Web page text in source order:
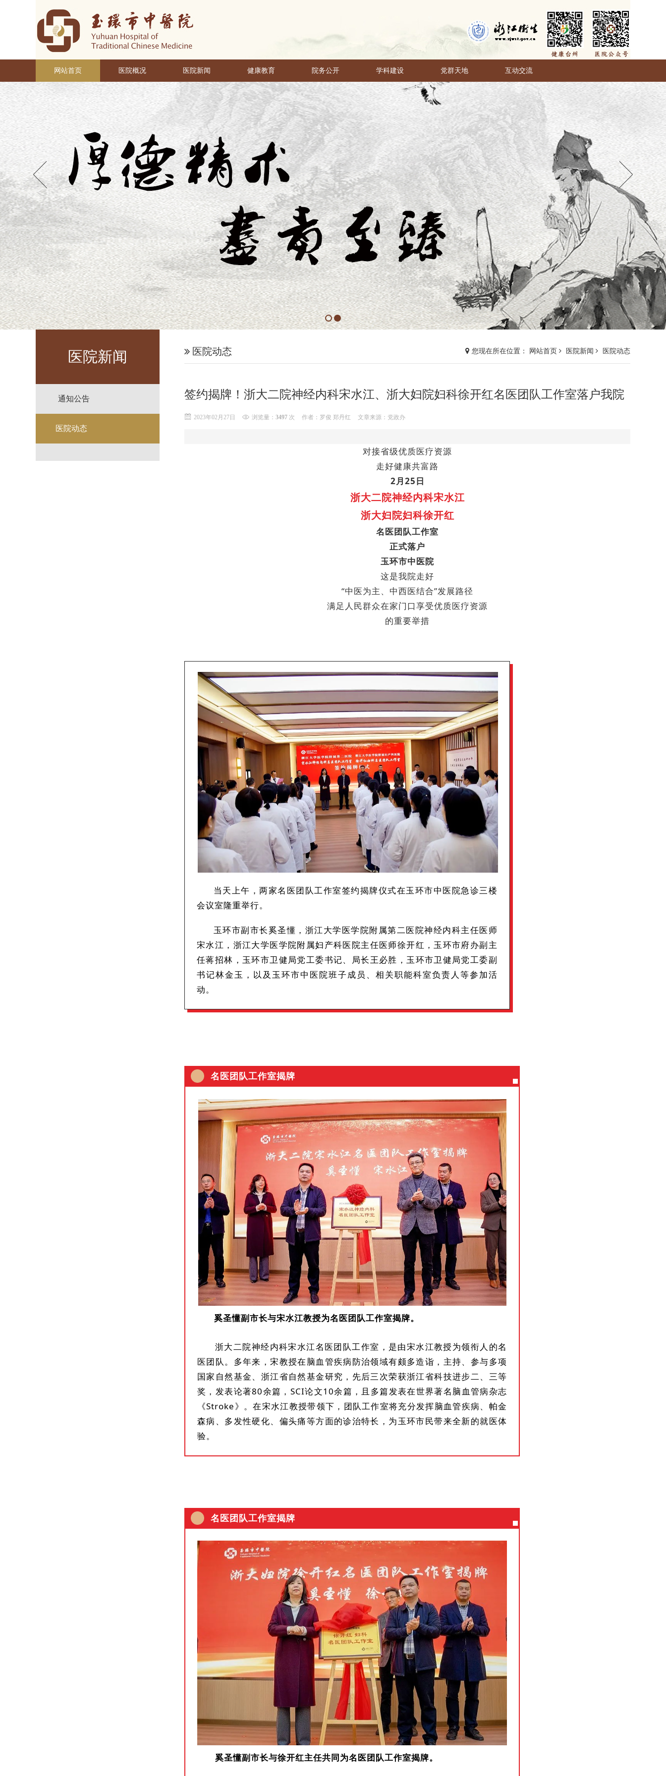
网站首页 医院概况 医院新闻 健康教育 院务公开 学科建设 党群天地 互动交流
医院新闻
通知公告
医院动态
您现在所在位置： 网站首页 医院新闻 医院动态
医院动态
签约揭牌！浙大二院神经内科宋水江、浙大妇院妇科徐开红名医团队工作室落户我院
2023年02月27日 浏览量： 3497 次 作者：罗俊 郑丹红 文章来源：党政办
对接省级优质医疗资源
走好健康共富路
2月25日
浙大二院神经内科宋水江
浙大妇院妇科徐开红
名医团队工作室
正式落户
玉环市中医院
这是我院走好
“中医为主、中西医结合”发展路径
满足人民群众在家门口享受优质医疗资源
的重要举措
当天上午，两家名医团队工作室签约揭牌仪式在玉环市中医院急诊三楼
会议室隆重举行。
玉环市副市长奚圣懂，浙江大学医学院附属第二医院神经内科主任医师
宋水江，浙江大学医学院附属妇产科医院主任医师徐开红，玉环市府办副主
任蒋招林，玉环市卫健局党工委书记、局长王必胜，玉环市卫健局党工委副
书记林金玉，以及玉环市中医院班子成员、相关职能科室负责人等参加活
动。
名医团队工作室揭牌
奚圣懂副市长与宋水江教授为名医团队工作室揭牌。
浙大二院神经内科宋水江名医团队工作室，是由宋水江教授为领衔人的名
医团队。多年来，宋教授在脑血管疾病防治领域有颇多造诣，主持、参与多项
国家自然基金、浙江省自然基金研究，先后三次荣获浙江省科技进步二、三等
奖，发表论著80余篇，SCI论文10余篇，且多篇发表在世界著名脑血管病杂志
《Stroke》。在宋水江教授带领下，团队工作室将充分发挥脑血管疾病、帕金
森病、多发性硬化、偏头痛等方面的诊治特长，为玉环市民带来全新的就医体
验。
名医团队工作室揭牌
奚圣懂副市长与徐开红主任共同为名医团队工作室揭牌。